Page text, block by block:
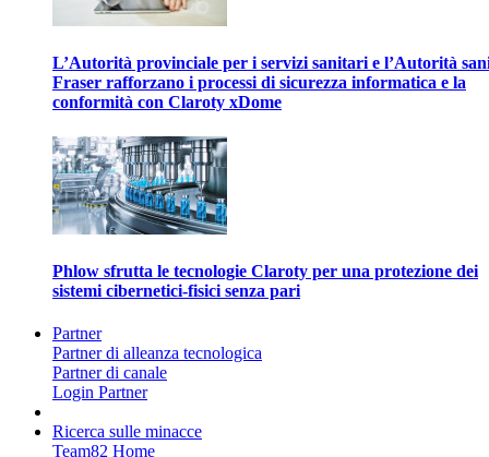
L’Autorità provinciale per i servizi sanitari e l’Autorità
Fraser rafforzano i processi di sicurezza informatica e la
conformità con Claroty xDome
Phlow sfrutta le tecnologie Claroty per una protezione dei
sistemi cibernetici-fisici senza pari
Partner
Partner di alleanza tecnologica
Partner di canale
Login Partner
Ricerca sulle minacce
Team82 Home